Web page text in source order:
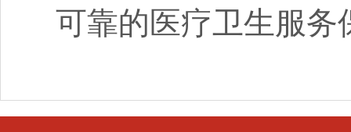
可靠的医疗卫生服务